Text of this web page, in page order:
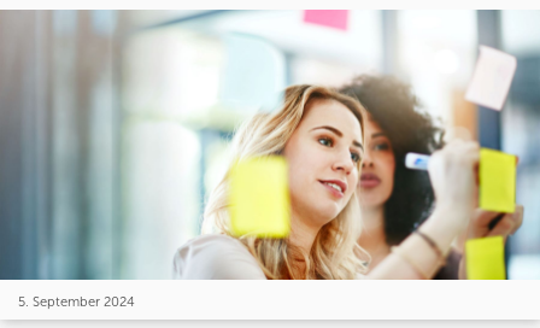
5. September 2024